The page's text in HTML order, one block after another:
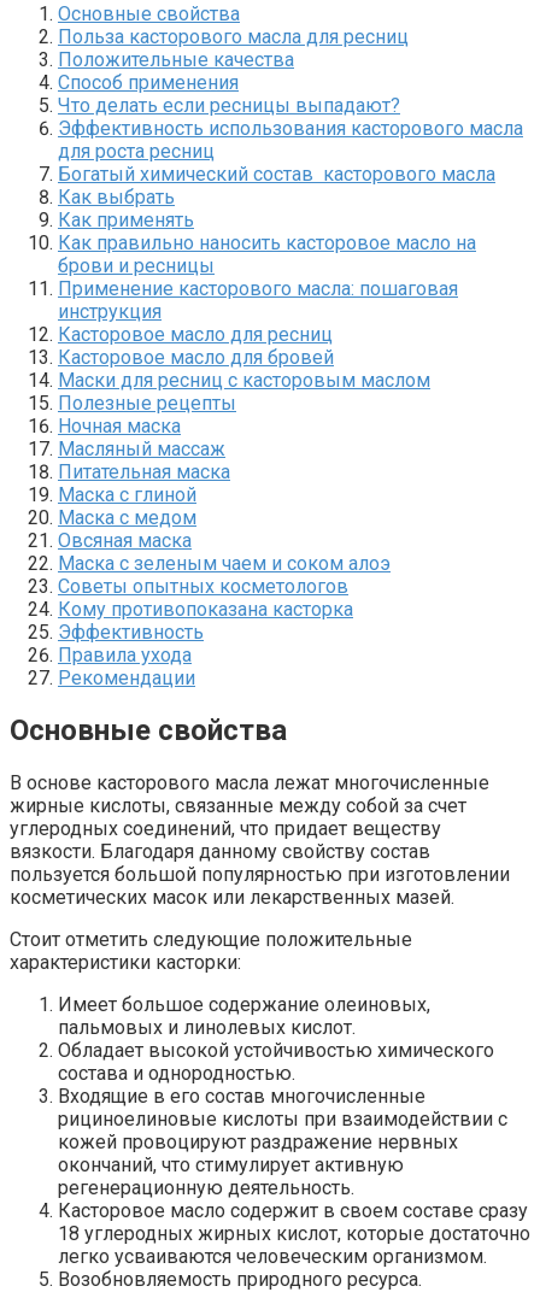
Основные свойства
Польза касторового масла для ресниц
Положительные качества
Способ применения
Что делать если ресницы выпадают?
Эффективность использования касторового масла
для роста ресниц
Богатый химический состав касторового масла
Как выбрать
Как применять
Как правильно наносить касторовое масло на
брови и ресницы
Применение касторового масла: пошаговая
инструкция
Касторовое масло для ресниц
Касторовое масло для бровей
Маски для ресниц с касторовым маслом
Полезные рецепты
Ночная маска
Масляный массаж
Питательная маска
Маска с глиной
Маска с медом
Овсяная маска
Маска с зеленым чаем и соком алоэ
Советы опытных косметологов
Кому противопоказана касторка
Эффективность
Правила ухода
Рекомендации
Основные свойства
В основе касторового масла лежат многочисленные
жирные кислоты, связанные между собой за счет
углеродных соединений, что придает веществу
вязкости. Благодаря данному свойству состав
пользуется большой популярностью при изготовлении
косметических масок или лекарственных мазей.
Стоит отметить следующие положительные
характеристики касторки:
Имеет большое содержание олеиновых,
пальмовых и линолевых кислот.
Обладает высокой устойчивостью химического
состава и однородностью.
Входящие в его состав многочисленные
рициноелиновые кислоты при взаимодействии с
кожей провоцируют раздражение нервных
окончаний, что стимулирует активную
регенерационную деятельность.
Касторовое масло содержит в своем составе сразу
18 углеродных жирных кислот, которые достаточно
легко усваиваются человеческим организмом.
Возобновляемость природного ресурса.